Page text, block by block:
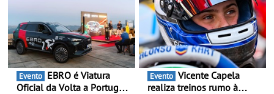
oferta de 3 anos de
manutenção incluída
Evento
Oficial da Volta a Portugal
Evento
realiza treinos rumo à